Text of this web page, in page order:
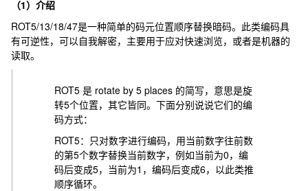
（1）介绍
ROT5/13/18/47是一种简单的码元位置顺序替换暗码。此类编码具
有可逆性，可以自我解密，主要用于应对快速浏览，或者是机器的
读取。
ROT5 是 rotate by 5 places 的简写，意思是旋
转5个位置，其它皆同。下面分别说说它们的编
码方式：
ROT5：只对数字进行编码，用当前数字往前数
的第5个数字替换当前数字，例如当前为0，编
码后变成5，当前为1，编码后变成6，以此类推
顺序循环。